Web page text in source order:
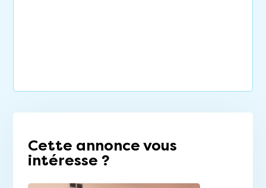
Cette annonce vous
intéresse ?